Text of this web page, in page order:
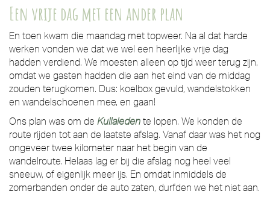
Een vrije dag met een ander plan
En toen kwam die maandag met topweer. Na al dat harde
werken vonden we dat we wel een heerlijke vrije dag
hadden verdiend. We moesten alleen op tijd weer terug zijn,
omdat we gasten hadden die aan het eind van de middag
zouden terugkomen. Dus: koelbox gevuld, wandelstokken
en wandelschoenen mee, en gaan!
Ons plan was om de Kullaleden te lopen. We konden de
route rijden tot aan de laatste afslag. Vanaf daar was het nog
ongeveer twee kilometer naar het begin van de
wandelroute. Helaas lag er bij die afslag nog heel veel
sneeuw, of eigenlijk meer ijs. En omdat inmiddels de
zomerbanden onder de auto zaten, durfden we het niet aan.